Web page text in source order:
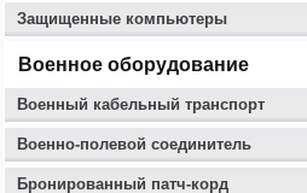
Защищенные компьютеры
Военное оборудование
Военный кабельный транспорт
Военно-полевой соединитель
Бронированный патч-корд